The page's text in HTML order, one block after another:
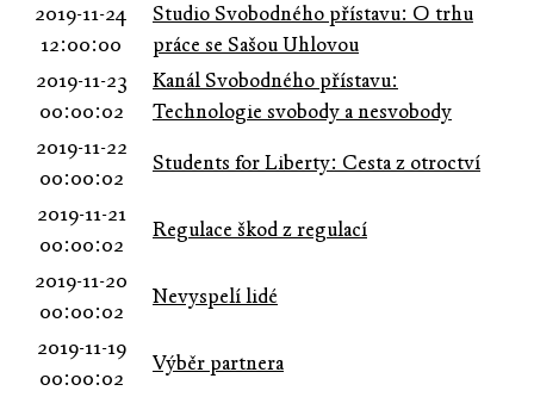
2019-11-24
12:00:00
Studio Svobodného přístavu: O trhu
práce se Sašou Uhlovou
2019-11-23
00:00:02
Kanál Svobodného přístavu:
Technologie svobody a nesvobody
2019-11-22
00:00:02
Students for Liberty: Cesta z otroctví
2019-11-21
00:00:02
Regulace škod z regulací
2019-11-20
00:00:02
Nevyspelí lidé
2019-11-19
00:00:02
Výběr partnera